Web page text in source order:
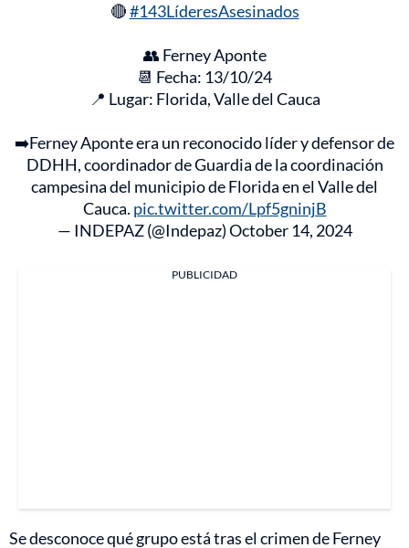
🔴#143LíderesAsesinados
👥 Ferney Aponte
📆 Fecha: 13/10/24
📍 Lugar: Florida, Valle del Cauca
➡️Ferney Aponte era un reconocido líder y defensor de
DDHH, coordinador de Guardia de la coordinación
campesina del municipio de Florida en el Valle del
Cauca. pic.twitter.com/Lpf5gninjB
— INDEPAZ (@Indepaz)October 14, 2024
PUBLICIDAD
Se desconoce qué grupo está tras el crimen de Ferney